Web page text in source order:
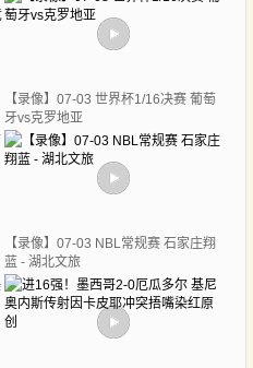
【录像】07-03 世界杯1/16决赛 葡萄
牙vs克罗地亚
【录像】07-03 NBL常规赛 石家庄翔
蓝 - 湖北文旅